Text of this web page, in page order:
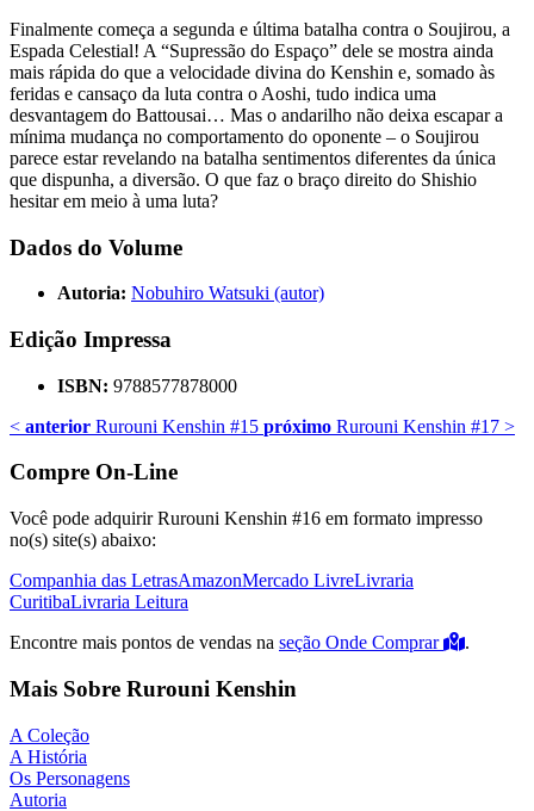
Finalmente começa a segunda e última batalha contra o Soujirou, a
Espada Celestial! A “Supressão do Espaço” dele se mostra ainda
mais rápida do que a velocidade divina do Kenshin e, somado às
feridas e cansaço da luta contra o Aoshi, tudo indica uma
desvantagem do Battousai… Mas o andarilho não deixa escapar a
mínima mudança no comportamento do oponente – o Soujirou
parece estar revelando na batalha sentimentos diferentes da única
que dispunha, a diversão. O que faz o braço direito do Shishio
hesitar em meio à uma luta?
Dados do Volume
Autoria: Nobuhiro Watsuki (autor)
Edição Impressa
ISBN: 9788577878000
< anterior Rurouni Kenshin #15 próximo Rurouni Kenshin #17 >
Compre On-Line
Você pode adquirir Rurouni Kenshin #16 em formato impresso
no(s) site(s) abaixo:
Companhia das LetrasAmazonMercado LivreLivraria
CuritibaLivraria Leitura
Encontre mais pontos de vendas na seção Onde Comprar .
Mais Sobre Rurouni Kenshin
A Coleção
A História
Os Personagens
Autoria